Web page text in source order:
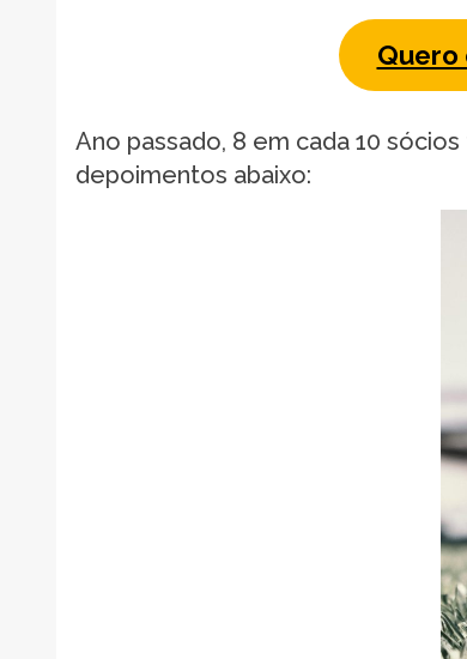
Quero
Ano passado, 8 em cada 10
depoimentos abaixo: